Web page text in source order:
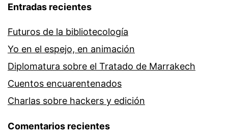
Entradas recientes
Futuros de la bibliotecología
Yo en el espejo, en animación
Diplomatura sobre el Tratado de Marrakech
Cuentos encuarentenados
Charlas sobre hackers y edición
Comentarios recientes